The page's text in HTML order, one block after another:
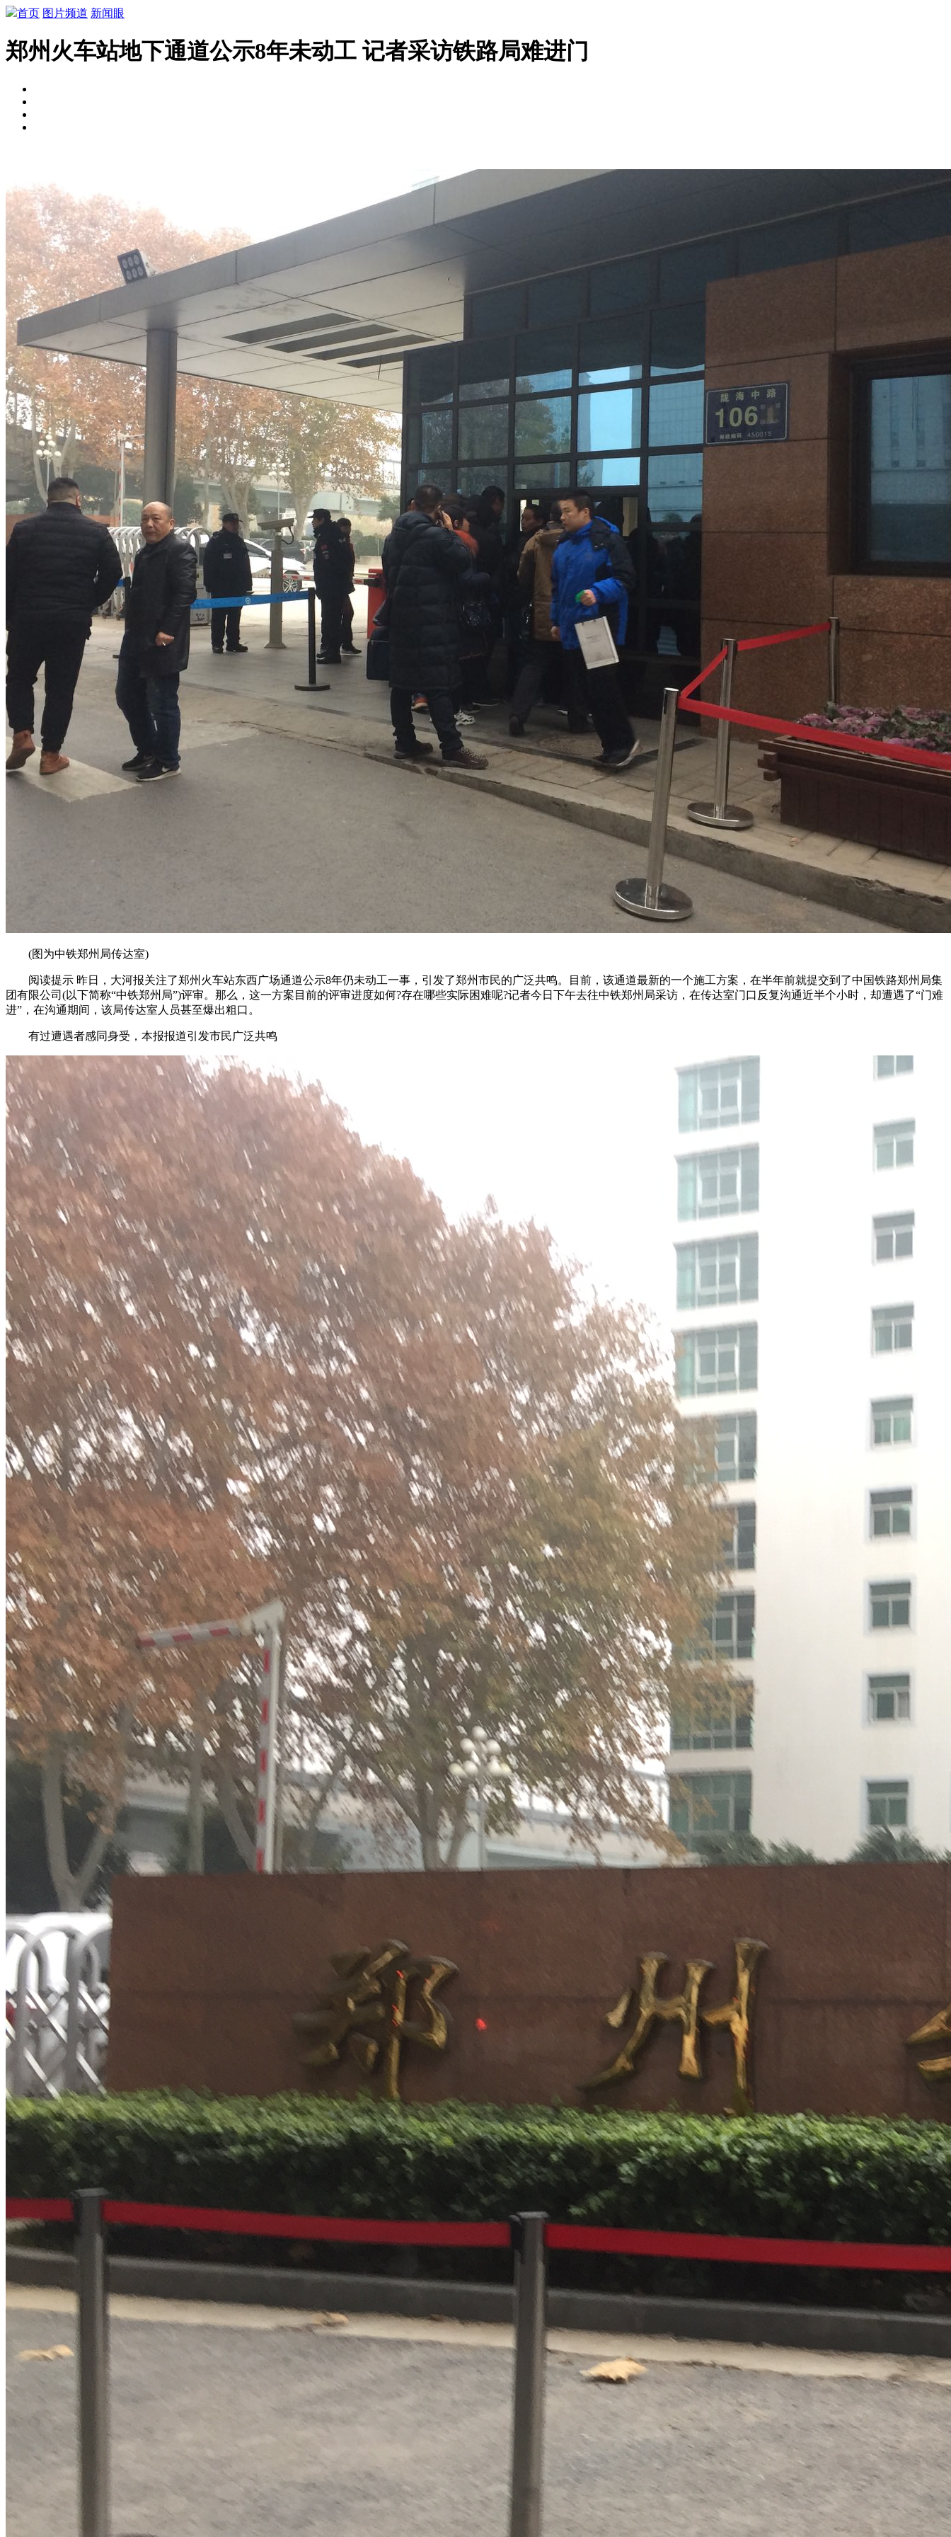
首页 图片频道 新闻眼
郑州火车站地下通道公示8年未动工 记者采访铁路局难进门
(图为中铁郑州局传达室)
阅读提示 昨日，大河报关注了郑州火车站东西广场通道公示8年仍未动工一事，引发了郑州市民的广泛共鸣。目前，该通道最新的一个施工方案，在半年前就提交到了中国铁路郑州局集
团有限公司(以下简称“中铁郑州局”)评审。那么，这一方案目前的评审进度如何?存在哪些实际困难呢?记者今日下午去往中铁郑州局采访，在传达室门口反复沟通近半个小时，却遭遇了“门难
进”，在沟通期间，该局传达室人员甚至爆出粗口。
有过遭遇者感同身受，本报报道引发市民广泛共鸣